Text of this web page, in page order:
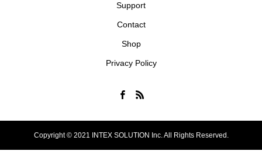
Support
Contact
Shop
Privacy Policy
Copyright © 2021 INTEX SOLUTION Inc. All Rights Reserved.